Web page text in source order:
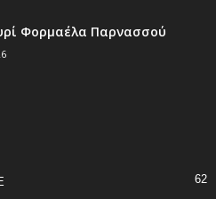
Φορμαέλα Παρνασσού
62